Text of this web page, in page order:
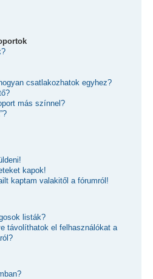
csatlakozhatok egyhez?
más színnel?
kapok!
kaptam valakitől a fórumról!
listák?
távolíthatok el felhasználókat a